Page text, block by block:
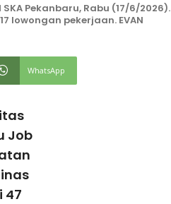
Pekanbaru, Rabu (17/6/2026).
lowongan pekerjaan. EVAN
WhatsApp
Job
47